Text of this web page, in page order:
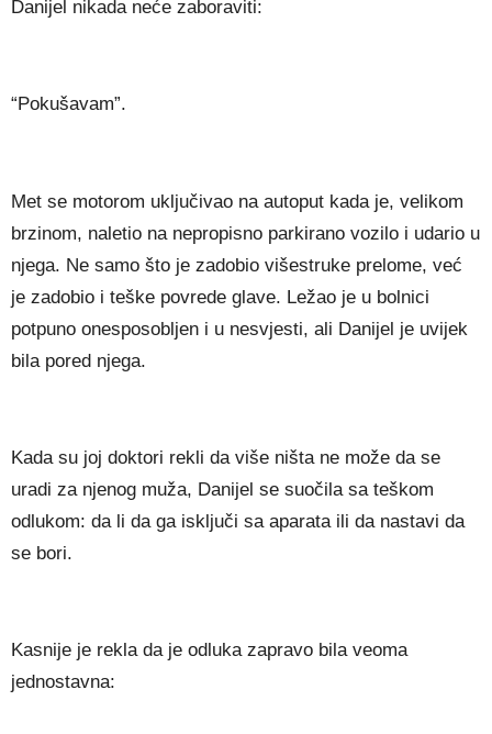
Danijel nikada neće zaboraviti:
“Pokušavam”.
Met se motorom uključivao na autoput kada je, velikom
brzinom, naletio na nepropisno parkirano vozilo i udario u
njega. Ne samo što je zadobio višestruke prelome, već
je zadobio i teške povrede glave. Ležao je u bolnici
potpuno onesposobljen i u nesvjesti, ali Danijel je uvijek
bila pored njega.
Kada su joj doktori rekli da više ništa ne može da se
uradi za njenog muža, Danijel se suočila sa teškom
odlukom: da li da ga isključi sa aparata ili da nastavi da
se bori.
Kasnije je rekla da je odluka zapravo bila veoma
jednostavna: